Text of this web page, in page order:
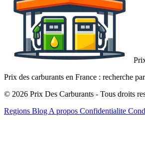
Prix des carburants en France : recherche
© 2026 Prix Des Carburants - Tous droits
Regions Blog A propos Confidentialite